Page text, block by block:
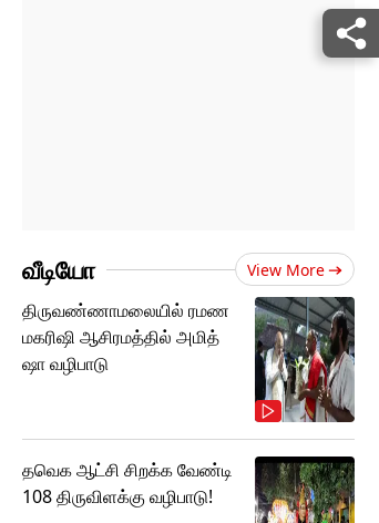
வீடியோ View More
திருவண்ணாமலையில் ரமண
மகரிஷி ஆசிரமத்தில் அமித்
ஷா வழிபாடு
தவெக ஆட்சி சிறக்க வேண்டி
108 திருவிளக்கு வழிபாடு!